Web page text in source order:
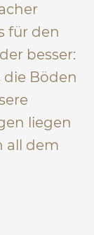
für den
besser:
die Böden
liegen
all dem